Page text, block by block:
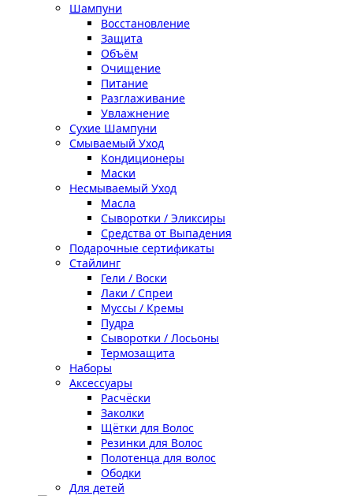
Шампуни
Восстановление
Защита
Объём
Очищение
Питание
Разглаживание
Увлажнение
Сухие Шампуни
Смываемый Уход
Кондиционеры
Маски
Несмываемый Уход
Масла
Сыворотки / Эликсиры
Средства от Выпадения
Подарочные сертификаты
Стайлинг
Гели / Воски
Лаки / Спреи
Муссы / Кремы
Пудра
Сыворотки / Лосьоны
Термозащита
Наборы
Аксессуары
Расчёски
Заколки
Щётки для Волос
Резинки для Волос
Полотенца для волос
Ободки
Для детей